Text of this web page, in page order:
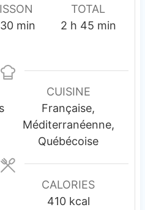
30m
u
min
TOTAL
2h
r
e
s
h 45m
u
s
min
CUISINE
Française,
Méditerranéenne,
Québécoise
CALORIES
410 kcal